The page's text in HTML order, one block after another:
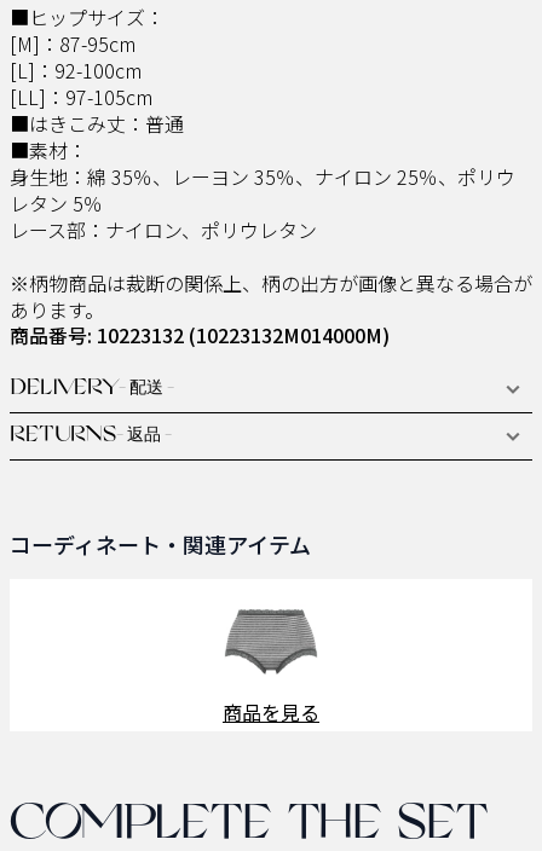
■ヒップサイズ：
[M]：87-95cm
[L]：92-100cm
[LL]：97-105cm
■はきこみ丈：普通
■素材：
身生地：綿 35％、レーヨン 35％、ナイロン 25％、ポリウ
レタン 5％
レース部：ナイロン、ポリウレタン
※柄物商品は裁断の関係上、柄の出方が画像と異なる場合が
あります。
商品番号: 10223132 (10223132M014000M)
DELIVERY- 配送 -
RETURNS- 返品 -
コーディネート・関連アイテム
商品を見る
Complete the set